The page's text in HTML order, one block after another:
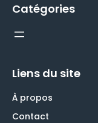
Catégories
Liens du site
À propos
Contact